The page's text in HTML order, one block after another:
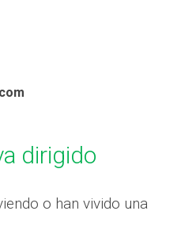
dirigido
o han vivido una